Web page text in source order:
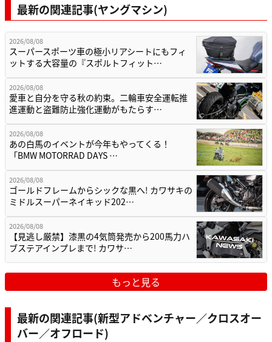
最新の関連記事(ヤングマシン)
2026/08/08
スーパースポーツ車の極小リアシートにもフィ
ットする大容量の『スポルトフィット…
2026/08/08
愛車と自分を守る秋の約束。二輪車安全運転推
進運動と盗難防止強化運動がもたらす…
2026/08/08
あの白馬のイベントが今年もやってくる！
「BMW MOTORRAD DAYS …
2026/08/08
ゴールドフレームからシックな黒へ! カワサキの
ミドルスーパーネイキッド202…
2026/08/08
【見逃し厳禁】漆黒の4気筒発売から200馬力ハ
ブステアインプレまで! カワサ…
もっと見る
最新の関連記事(新型アドベンチャー／クロスオー
バー／オフロード)